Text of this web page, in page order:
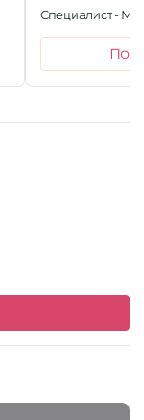
Специалист -